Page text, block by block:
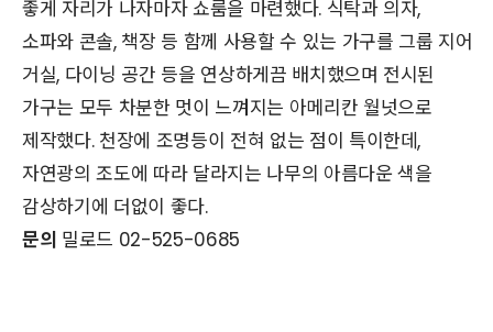
좋게 자리가 나자마자 쇼룸을 마련했다. 식탁과 의자,
소파와 콘솔, 책장 등 함께 사용할 수 있는 가구를 그룹 지어
거실, 다이닝 공간 등을 연상하게끔 배치했으며 전시된
가구는 모두 차분한 멋이 느껴지는 아메리칸 월넛으로
제작했다. 천장에 조명등이 전혀 없는 점이 특이한데,
자연광의 조도에 따라 달라지는 나무의 아름다운 색을
감상하기에 더없이 좋다.
문의 밀로드 02-525-0685